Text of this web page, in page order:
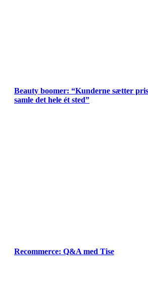
Beauty boomer: “Kunderne sætter
samle det hele ét sted”
Recommerce: Q&A med Tise